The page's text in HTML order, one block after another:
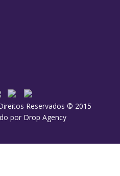
Reservados © 2015
por Drop Agency